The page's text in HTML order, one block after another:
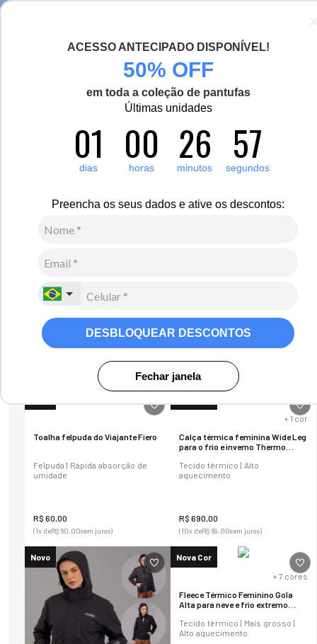
ACESSO ANTECIPADO DISPONÍVEL!
50% OFF
em toda a coleção de pantufas
Últimas unidades
01
dias 00
horas 26
minutos 56
segundos
Preencha os seus dados e ative os descontos:
DESBLOQUEAR DESCONTOS
Fechar janela
Novidades
Veja esta seção especial com novidades das coleções de inverno
Fiero. São lançamentos de calçados, acessórios e roupas de frio que
produtos
Toalha felpuda do Viajante Fiero
Felpuda | Rápida absorção de
umidade
R$ 60 00
(1x deR$ 60,00sem juros)
+ 1 cor
Calça térmica feminina Wide Leg
para o frio e inverno Thermo
Tecido térmico | Alto
aquecimento
R$ 690 00
(10x deR$ 69,00sem juros)
Novo
Nova Cor
+7 cores
Fleece Térmico Feminino Gola
Alta para neve e frio extremo
Tecido térmico | Mais grosso |
Alto aquecimento